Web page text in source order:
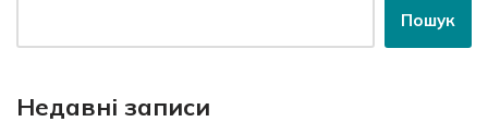
Пошук
Недавні записи